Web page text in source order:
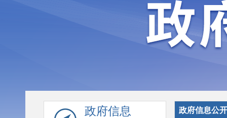
政府信息
政府信息公